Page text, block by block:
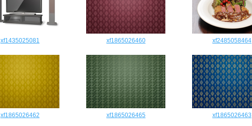
xf1435025081 xf1865026460 xf2485058464
xf1865026462 xf1865026465 xf1865026463